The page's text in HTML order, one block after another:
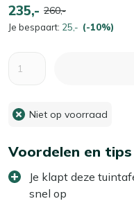
235,- 260,-
Je bespaart: 25,- (-10%)
Niet op voorraad
Voordelen en tips
Je klapt deze
snel op